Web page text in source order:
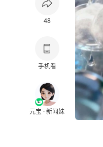
48
手机看
元宝 · 新闻妹